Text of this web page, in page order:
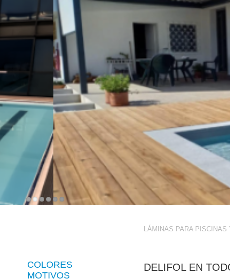
LÁMINAS PARA PISCINAS
COLORES
MOTIVOS
DELIFOL EN